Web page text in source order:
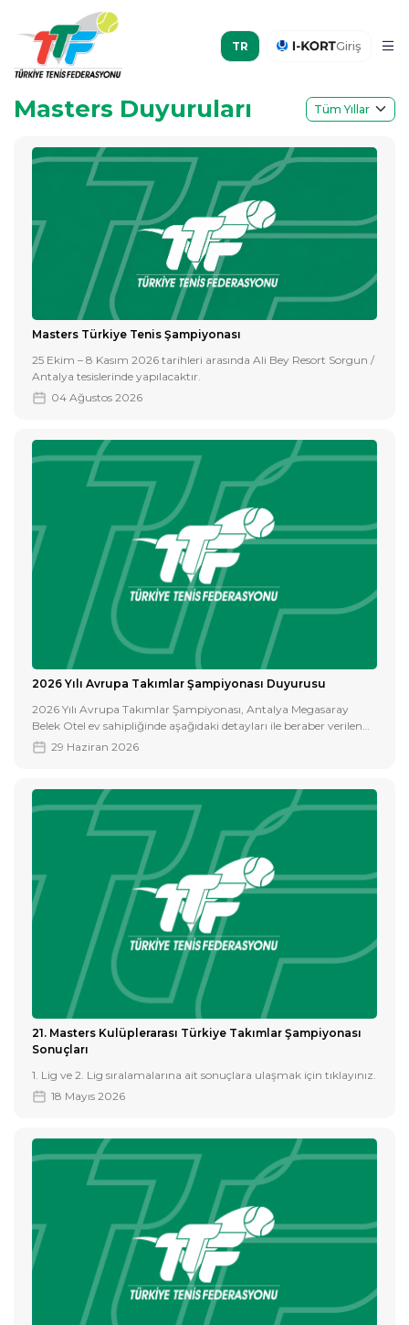
Giriş
Masters Duyuruları
Masters Türkiye Tenis Şampiyonası
25 Ekim – 8 Kasım 2026 tarihleri arasında Ali Bey Resort Sorgun /
Antalya tesislerinde yapılacaktır.
04 Ağustos 2026
2026 Yılı Avrupa Takımlar Şampiyonası Duyurusu
2026 Yılı Avrupa Takımlar Şampiyonası, Antalya Megasaray
Belek Otel ev sahipliğinde aşağıdaki detayları ile beraber verilen
tarihler arasında gerçekleştirilecektir.
29 Haziran 2026
21. Masters Kulüplerarası Türkiye Takımlar Şampiyonası
Sonuçları
1. Lig ve 2. Lig sıralamalarına ait sonuçlara ulaşmak için tıklayınız.
18 Mayıs 2026